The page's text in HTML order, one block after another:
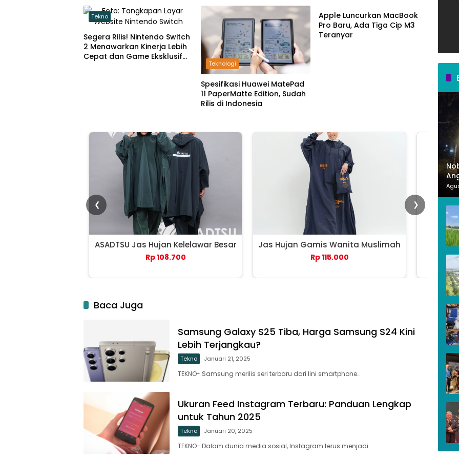
Tekno
Segera Rilis! Nintendo Switch
2 Menawarkan Kinerja Lebih
Cepat dan Game Eksklusif
Teknologi
Spesifikasi Huawei MatePad
11 PaperMatte Edition, Sudah
Rilis di Indonesia
Apple Luncurkan MacBook
Pro Baru, Ada Tiga Cip M3
Teranyar
❮
ASADTSU Jas Hujan Kelelawar Besar
Rp 108.700
Jas Hujan Gamis Wanita Muslimah
Rp 115.000
❯
Baca Juga
Samsung Galaxy S25 Tiba, Harga Samsung S24 Kini
Lebih Terjangkau?
Tekno Januari 21, 2025
TEKNO- Samsung merilis seri terbaru dari lini smartphone…
Ukuran Feed Instagram Terbaru: Panduan Lengkap
untuk Tahun 2025
Tekno Januari 20, 2025
TEKNO- Dalam dunia media sosial, Instagram terus menjadi…